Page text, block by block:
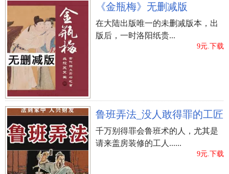
小寒适合动土开工吗
上一篇：小寒节气前一天搬新家安床好么,一年中小寒
节气最冷的吗？
《金瓶梅》无删减版
在大陆出版唯一的未删减版本，出
版后，一时洛阳纸贵...
9元.下载
鲁班弄法_没人敢得罪的工匠
千万别得罪会鲁班术的人，尤其是
请来盖房装修的工人......
9元.下载